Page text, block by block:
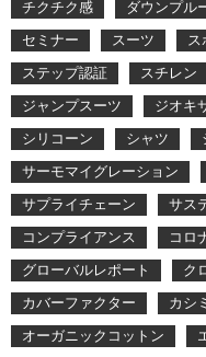
チクチク感 ダウンプル
セミナー
スーツ ス
ステップ認証
スチレン
ジャンプスーツ
ジオキ
シリコーン
シャツ
サーモマイグレーション
サプライチェーン
サス
コンプライアンス
コロ
グローバルレポート
ク
カバーファクター
カシ
オーガニックコットン